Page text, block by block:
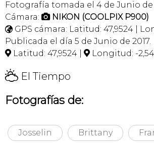
Fotografía tomada el 4 de Junio de
Cámara:  NIKON (COOLPIX P900)
 GPS cámara: Latitud: 47,9524 |
Publicada el día 5 de Junio de 2017.
 Latitud: 47,9524 |  Longitud: -
H El Tiempo
Fotografías de:
Josselin Brittany